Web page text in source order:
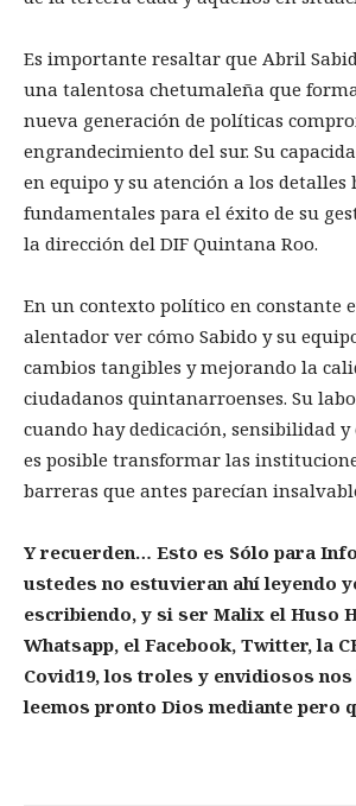
Es importante resaltar que Abril
una talentosa chetumaleña que
nueva generación de políticas
engrandecimiento del sur. Su
en equipo y su atención a los detalles
fundamentales para el éxito de su
la dirección del DIF Quintana Roo.
En un contexto político en constante
alentador ver cómo Sabido y su
cambios tangibles y mejorando la
ciudadanos quintanarroenses. Su
cuando hay dedicación, sensibilidad
es posible transformar las
barreras que antes parecían
Y recuerden… Esto es Sólo para
ustedes no estuvieran ahí leyendo
escribiendo, y si ser Malix el Huso
Whatsapp, el Facebook, Twitter, la
Covid19, los troles y envidiosos
leemos pronto Dios mediante pero